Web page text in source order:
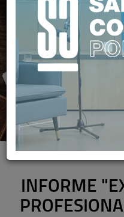
OTROS
INFORME